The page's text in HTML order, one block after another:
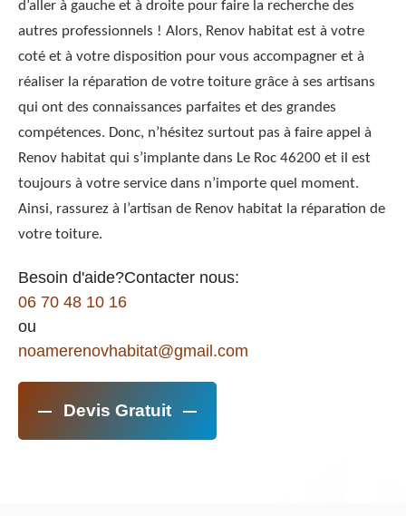
d’aller à gauche et à droite pour faire la recherche des
autres professionnels ! Alors, Renov habitat est à votre
coté et à votre disposition pour vous accompagner et à
réaliser la réparation de votre toiture grâce à ses artisans
qui ont des connaissances parfaites et des grandes
compétences. Donc, n’hésitez surtout pas à faire appel à
Renov habitat qui s’implante dans Le Roc 46200 et il est
toujours à votre service dans n’importe quel moment.
Ainsi, rassurez à l’artisan de Renov habitat la réparation de
votre toiture.
Besoin d'aide?Contacter nous:
06 70 48 10 16
ou
noamerenovhabitat@gmail.com
Devis Gratuit